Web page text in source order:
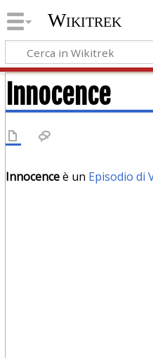
Wikitrek
Innocence
Innocenceè un Episodio di